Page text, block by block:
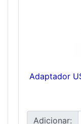
Adaptador
Adicionar: